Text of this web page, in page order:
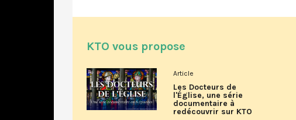
KTO vous propose
Article
Les Docteurs de
l'Église, une série
documentaire à
redécouvrir sur KTO